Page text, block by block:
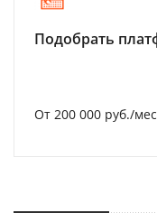
Подобрать
От 200 000 руб./